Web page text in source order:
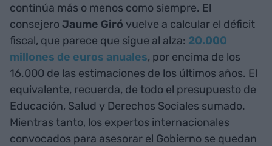
continúa más o menos como siempre. El
consejeroJaume Giró vuelve a calcular el déficit
fiscal, que parece que sigue al alza: 20.000
millones de euros anuales, por encima de los
16.000 de las estimaciones de los últimos años. El
equivalente, recuerda, de todo el presupuesto de
Educación, Salud y Derechos Sociales sumado.
Mientras tanto, los expertos internacionales
convocados para asesorar el Gobierno se quedan